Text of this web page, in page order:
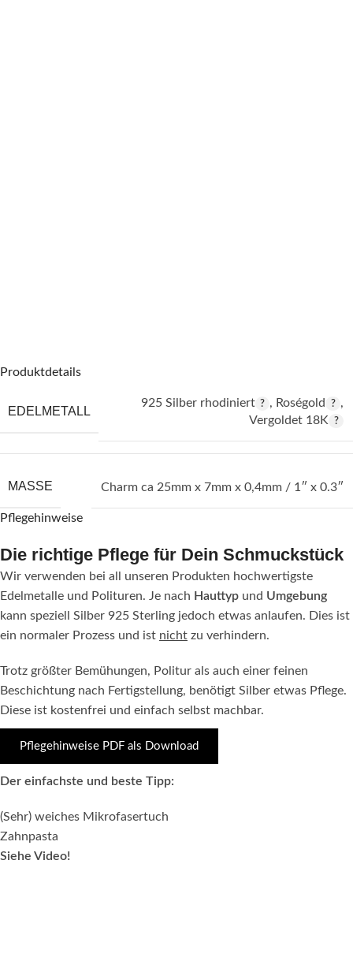
Produktdetails
EDELMETALL
925 Silber rhodiniert , Roségold
,
Vergoldet 18K
MASSE Charm ca 25mm x 7mm x 0,4mm / 1″ x 0.3″
Pflegehinweise
Die richtige Pflege für Dein Schmuckstück
Wir verwenden bei all unseren Produkten hochwertigste
Edelmetalle und Polituren. Je nach Hauttyp und Umgebung
kann speziell Silber 925 Sterling jedoch etwas anlaufen. Dies ist
ein normaler Prozess und ist nicht zu verhindern.
Trotz größter Bemühungen, Politur als auch einer feinen
Beschichtung nach Fertigstellung, benötigt Silber etwas Pflege.
Diese ist kostenfrei und einfach selbst machbar.
Pflegehinweise PDF als Download
Der einfachste und beste Tipp:
(Sehr) weiches Mikrofasertuch
Zahnpasta
Siehe Video!